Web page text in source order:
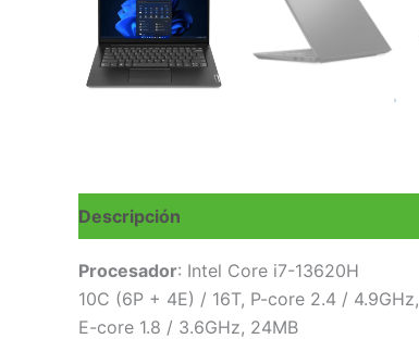
Descripción
Procesador: Intel Core i7-13620H
10C (6P + 4E) / 16T, P-core 2.4 / 4.9GHz,
E-core 1.8 / 3.6GHz, 24MB